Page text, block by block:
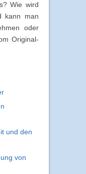
Wie wird
kann man
oder
Original-
und den
von